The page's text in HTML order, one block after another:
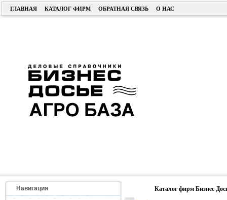
ГЛАВНАЯ КАТАЛОГ ФИРМ ОБРАТНАЯ СВЯЗЬ О НАС
Навигация Каталог фирм Бизнес